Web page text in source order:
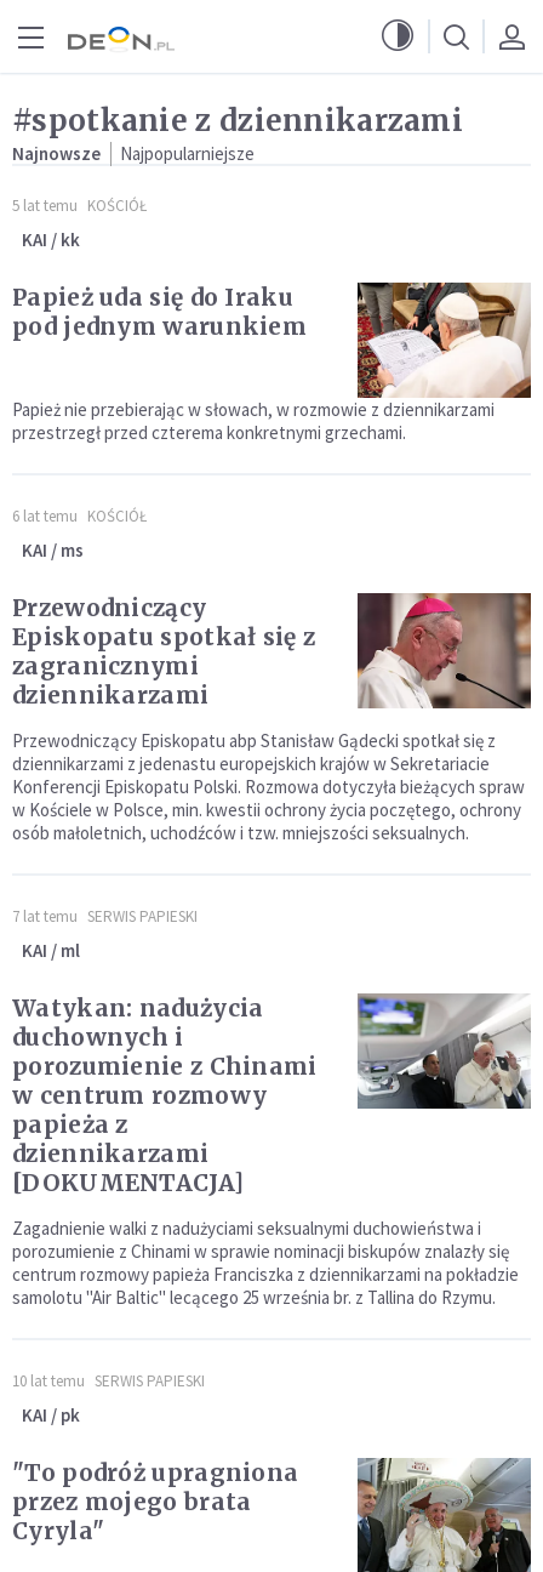
#spotkanie z dziennikarzami
Najnowsze Najpopularniejsze
5 lat temu KOŚCIÓŁ
KAI / kk
Papież uda się do Iraku
pod jednym warunkiem
Papież nie przebierając w słowach, w rozmowie z dziennikarzami
przestrzegł przed czterema konkretnymi grzechami.
6 lat temu KOŚCIÓŁ
KAI / ms
Przewodniczący
Episkopatu spotkał się z
zagranicznymi
dziennikarzami
Przewodniczący Episkopatu abp Stanisław Gądecki spotkał się z
dziennikarzami z jedenastu europejskich krajów w Sekretariacie
Konferencji Episkopatu Polski. Rozmowa dotyczyła bieżących spraw
w Kościele w Polsce, min. kwestii ochrony życia poczętego, ochrony
osób małoletnich, uchodźców i tzw. mniejszości seksualnych.
7 lat temu SERWIS PAPIESKI
KAI / ml
Watykan: nadużycia
duchownych i
porozumienie z Chinami
w centrum rozmowy
papieża z
dziennikarzami
[DOKUMENTACJA]
Zagadnienie walki z nadużyciami seksualnymi duchowieństwa i
porozumienie z Chinami w sprawie nominacji biskupów znalazły się
centrum rozmowy papieża Franciszka z dziennikarzami na pokładzie
samolotu "Air Baltic" lecącego 25 września br. z Tallina do Rzymu.
10 lat temu SERWIS PAPIESKI
KAI / pk
"To podróż upragniona
przez mojego brata
Cyryla"